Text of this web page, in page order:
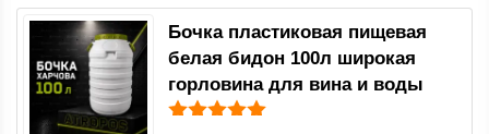
Бочка пластиковая пищевая
белая бидон 100л широкая
горловина для вина и воды